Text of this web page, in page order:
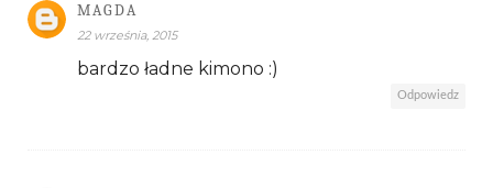
MAGDA
22 września, 2015
bardzo ładne kimono :)
Odpowiedz